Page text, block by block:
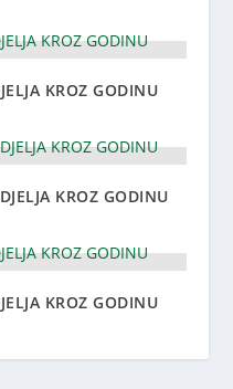
KROZ GODINU
KROZ GODINU
KROZ GODINU